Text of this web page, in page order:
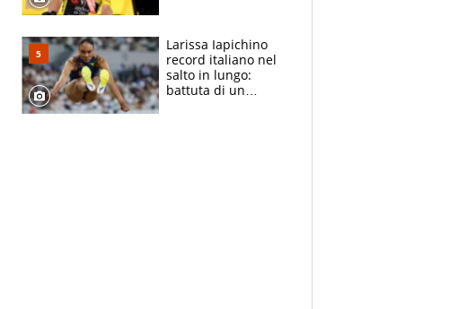
rischio da evitare
Larissa Iapichino
record italiano nel
salto in lungo:
battuta di un